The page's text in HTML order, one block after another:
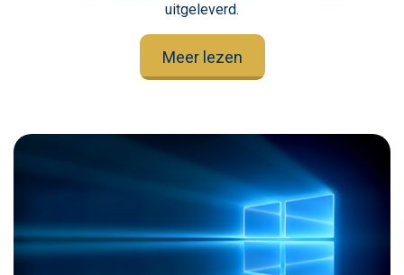
uitgeleverd.
Meer lezen